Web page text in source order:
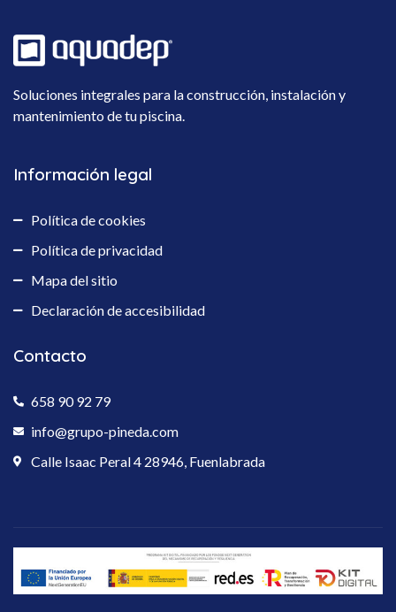
Soluciones integrales para la construcción, instalación y
mantenimiento de tu piscina.
Información legal
Política de cookies
Política de privacidad
Mapa del sitio
Declaración de accesibilidad
Contacto
658 90 92 79
info@grupo-pineda.com
Calle Isaac Peral 4 28946, Fuenlabrada